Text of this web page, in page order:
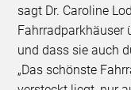
sagt Dr. Caroline
Fahrradparkhäuser
und dass sie auch
„Das schönste